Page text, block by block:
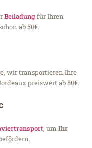
Beiladungfür Ihren
ab 50€.
wir transportieren Ihre
preiswert ab 80€.
, um Ihr